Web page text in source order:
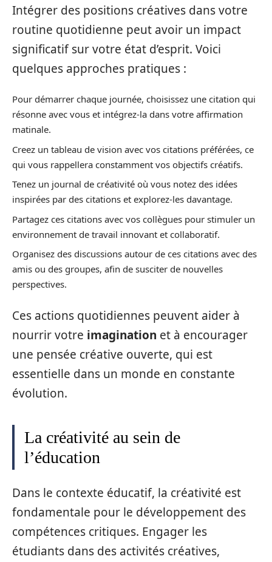
Intégrer des positions créatives dans votre
routine quotidienne peut avoir un impact
significatif sur votre état d’esprit. Voici
quelques approches pratiques :
Pour démarrer chaque journée, choisissez une citation qui
résonne avec vous et intégrez-la dans votre affirmation
matinale.
Creez un tableau de vision avec vos citations préférées, ce
qui vous rappellera constamment vos objectifs créatifs.
Tenez un journal de créativité où vous notez des idées
inspirées par des citations et explorez-les davantage.
Partagez ces citations avec vos collègues pour stimuler un
environnement de travail innovant et collaboratif.
Organisez des discussions autour de ces citations avec des
amis ou des groupes, afin de susciter de nouvelles
perspectives.
Ces actions quotidiennes peuvent aider à
nourrir votre imagination et à encourager
une pensée créative ouverte, qui est
essentielle dans un monde en constante
évolution.
La créativité au sein de
l’éducation
Dans le contexte éducatif, la créativité est
fondamentale pour le développement des
compétences critiques. Engager les
étudiants dans des activités créatives,